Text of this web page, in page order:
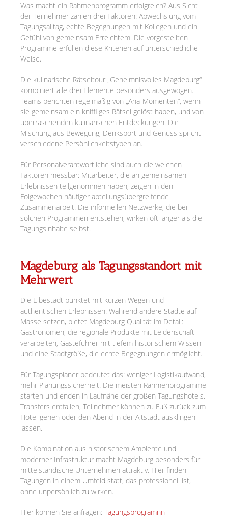
Was macht ein Rahmenprogramm erfolgreich? Aus Sicht
der Teilnehmer zählen drei Faktoren: Abwechslung vom
Tagungsalltag, echte Begegnungen mit Kollegen und ein
Gefühl von gemeinsam Erreichtem. Die vorgestellten
Programme erfüllen diese Kriterien auf unterschiedliche
Weise.
Die kulinarische Rätseltour „Geheimnisvolles Magdeburg“
kombiniert alle drei Elemente besonders ausgewogen.
Teams berichten regelmäßig von „Aha-Momenten“, wenn
sie gemeinsam ein kniffliges Rätsel gelöst haben, und von
überraschenden kulinarischen Entdeckungen. Die
Mischung aus Bewegung, Denksport und Genuss spricht
verschiedene Persönlichkeitstypen an.
Für Personalverantwortliche sind auch die weichen
Faktoren messbar: Mitarbeiter, die an gemeinsamen
Erlebnissen teilgenommen haben, zeigen in den
Folgewochen häufiger abteilungsübergreifende
Zusammenarbeit. Die informellen Netzwerke, die bei
solchen Programmen entstehen, wirken oft länger als die
Tagungsinhalte selbst.
Magdeburg als Tagungsstandort mit
Mehrwert
Die Elbestadt punktet mit kurzen Wegen und
authentischen Erlebnissen. Während andere Städte auf
Masse setzen, bietet Magdeburg Qualität im Detail:
Gastronomen, die regionale Produkte mit Leidenschaft
verarbeiten, Gästeführer mit tiefem historischem Wissen
und eine Stadtgröße, die echte Begegnungen ermöglicht.
Für Tagungsplaner bedeutet das: weniger Logistikaufwand,
mehr Planungssicherheit. Die meisten Rahmenprogramme
starten und enden in Laufnähe der großen Tagungshotels.
Transfers entfallen, Teilnehmer können zu Fuß zurück zum
Hotel gehen oder den Abend in der Altstadt ausklingen
lassen.
Die Kombination aus historischem Ambiente und
moderner Infrastruktur macht Magdeburg besonders für
mittelständische Unternehmen attraktiv. Hier finden
Tagungen in einem Umfeld statt, das professionell ist,
ohne unpersönlich zu wirken.
Hier können Sie anfragen: Tagungsprogramnn